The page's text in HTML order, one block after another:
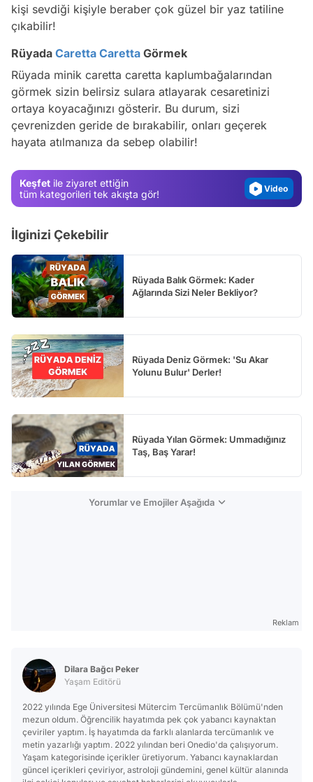
kişi sevdiği kişiyle beraber çok güzel bir yaz tatiline
çıkabilir!
Rüyada Caretta Caretta Görmek
Rüyada minik caretta caretta kaplumbağalarından
görmek sizin belirsiz sulara atlayarak cesaretinizi
ortaya koyacağınızı gösterir. Bu durum, sizi
çevrenizden geride de bırakabilir, onları geçerek
hayata atılmanıza da sebep olabilir!
Keşfet ile ziyaret ettiğin
tüm kategorileri tek akışta gör!
Video
İlginizi Çekebilir
Rüyada Balık Görmek: Kader
Ağlarında Sizi Neler Bekliyor?
Rüyada Deniz Görmek: 'Su Akar
Yolunu Bulur' Derler!
Rüyada Yılan Görmek: Ummadığınız
Taş, Baş Yarar!
Yorumlar ve Emojiler Aşağıda
Reklam
Dilara Bağcı Peker
Yaşam Editörü
2022 yılında Ege Üniversitesi Mütercim Tercümanlık Bölümü'nden
mezun oldum. Öğrencilik hayatımda pek çok yabancı kaynaktan
çeviriler yaptım. İş hayatımda da farklı alanlarda tercümanlık ve
metin yazarlığı yaptım. 2022 yılından beri Onedio'da çalışıyorum.
Yaşam kategorisinde içerikler üretiyorum. Yabancı kaynaklardan
güncel içerikleri çeviriyor, astroloji gündemini, genel kültür alanında